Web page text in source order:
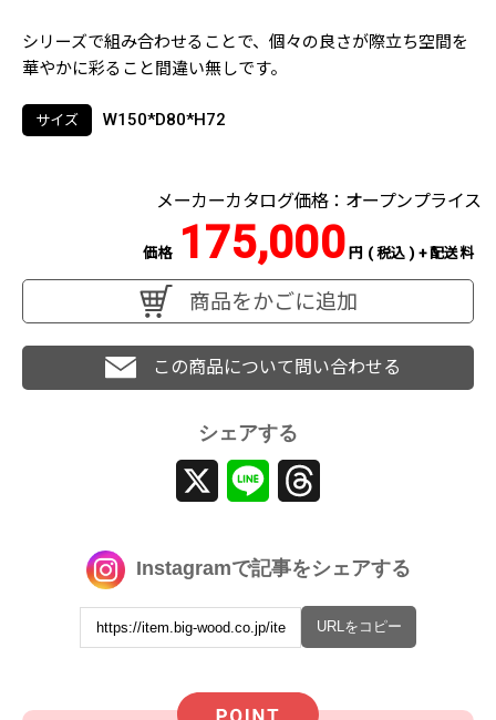
シリーズで組み合わせることで、個々の良さが際立ち空間を
華やかに彩ること間違い無しです。
サイズ W150*D80*H72
メーカーカタログ価格：オープンプライス
価格 175,000 円 ( 税込 ) + 配送料
商品をかごに追加
この商品について問い合わせる
シェアする
Line
Instagramで記事をシェアする
URLをコピー